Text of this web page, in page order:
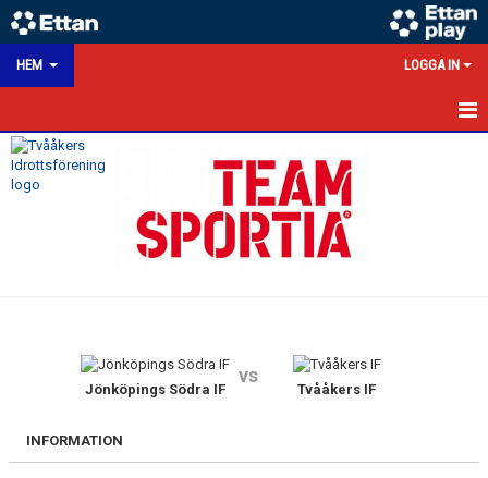
HEM LOGGA IN
HEM
VÅRA SPONSORER
KONTAKT
Jönköpings Södra IF
vs
Tvååkers IF
INFORMATION